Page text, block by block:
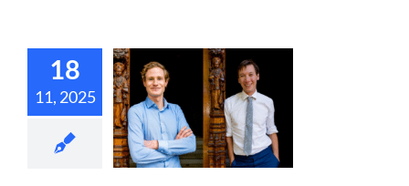
18
11, 2025
hoe is
met… Het